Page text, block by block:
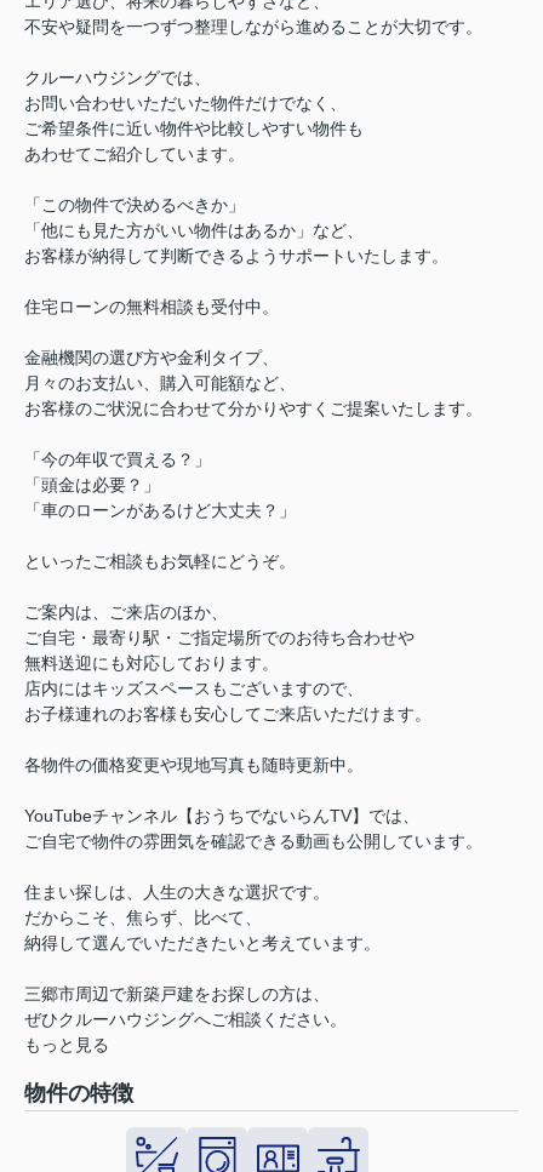
不安や疑問を一つずつ整理しながら進めることが大切です。
クルーハウジングでは、
お問い合わせいただいた物件だけでなく、
ご希望条件に近い物件や比較しやすい物件も
あわせてご紹介しています。
「この物件で決めるべきか」
「他にも見た方がいい物件はあるか」など、
お客様が納得して判断できるようサポートいたします。
住宅ローンの無料相談も受付中。
金融機関の選び方や金利タイプ、
月々のお支払い、購入可能額など、
お客様のご状況に合わせて分かりやすくご提案いたします。
「今の年収で買える？」
「頭金は必要？」
「車のローンがあるけど大丈夫？」
といったご相談もお気軽にどうぞ。
ご案内は、ご来店のほか、
ご自宅・最寄り駅・ご指定場所でのお待ち合わせや
無料送迎にも対応しております。
店内にはキッズスペースもございますので、
お子様連れのお客様も安心してご来店いただけます。
各物件の価格変更や現地写真も随時更新中。
YouTubeチャンネル【おうちでないらんTV】では、
ご自宅で物件の雰囲気を確認できる動画も公開しています。
住まい探しは、人生の大きな選択です。
だからこそ、焦らず、比べて、
納得して選んでいただきたいと考えています。
三郷市周辺で新築戸建をお探しの方は、
ぜひクルーハウジングへご相談ください。
もっと見る
物件の特徴